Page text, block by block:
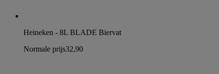
Heineken - 8L BLADE Biervat
Normale prijs32,90